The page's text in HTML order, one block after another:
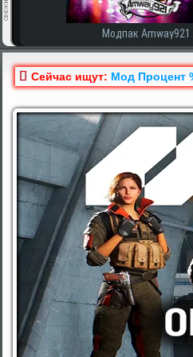
Модпак Amway921
Сейчас ищут: Мод Процент